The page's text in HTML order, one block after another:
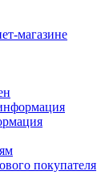
магазине
покупателя